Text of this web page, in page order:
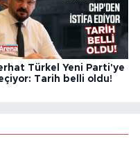
Türkel Yeni Parti'ye
Tarih belli oldu!